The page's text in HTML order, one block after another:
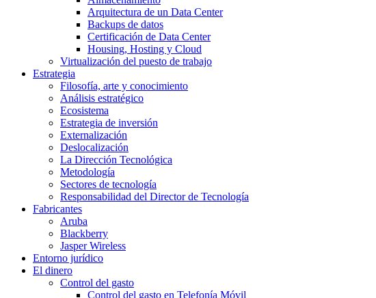
Arquitectura de un Data Center
Backups de datos
Certificación de Data Center
Housing, Hosting y Cloud
Virtualización del puesto de trabajo
Estrategia
Filosofía, arte y conocimiento
Análisis estratégico
Ecosistema
Estrategia de inversión
Externalización
Deslocalización
La Dirección Tecnológica
Metodología
Sectores de tecnología
Responsabilidad del Director de Tecnología
Fabricantes
Aruba
Blackberry
Jasper Wireless
Entorno jurídico
El dinero
Control del gasto
Control del gasto en Telefonía Móvil